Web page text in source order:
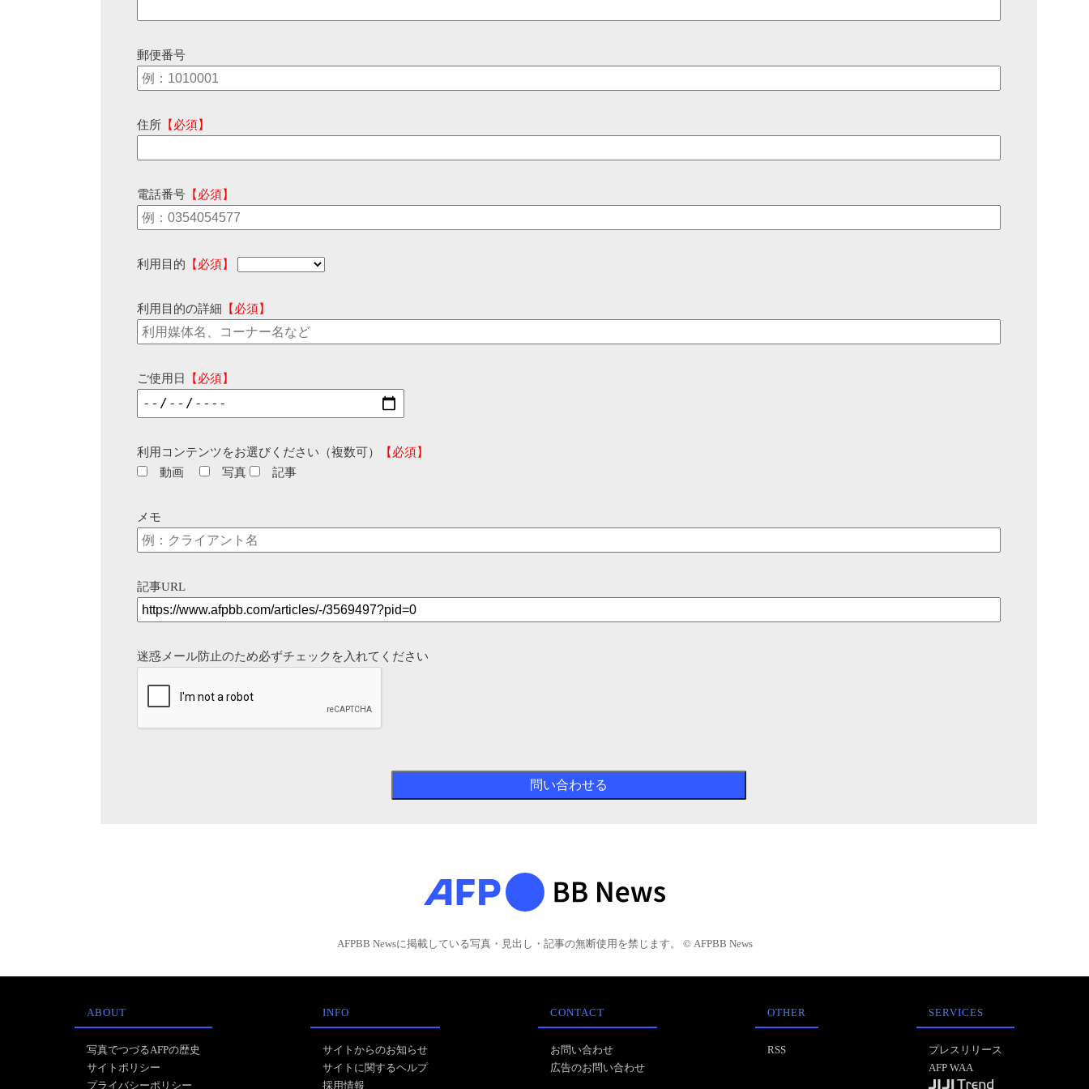
郵便番号
住所 【必須】
電話番号 【必須】
利用目的 【必須】
利用目的の詳細 【必須】
ご使用日 【必須】
利用コンテンツをお選びください（複数可）
【必須】
動画
写真 記事
メモ
記事URL
迷惑メール防止のため必ずチェックを入れてください
AFPBB Newsに掲載している写真・見出し・記事の無断使用を禁じます。 © AFPBB News
ABOUT
写真でつづるAFPの歴史
サイトポリシー
プライバシーポリシー
INFO
サイトからのお知らせ
サイトに関するヘルプ
採用情報
CONTACT
お問い合わせ
広告のお問い合わせ
OTHER
RSS
SERVICES
プレスリリース
AFP WAA